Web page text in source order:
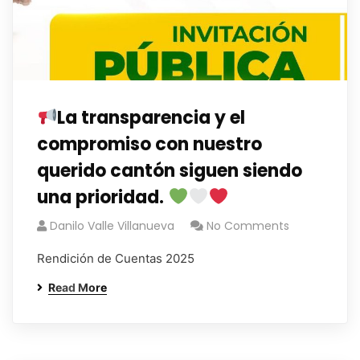
La transparencia y el
compromiso con nuestro
querido cantón siguen siendo
una prioridad.
Danilo Valle Villanueva No Comments
Rendición de Cuentas 2025
Read More